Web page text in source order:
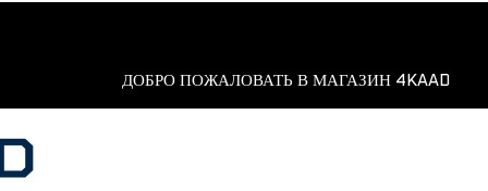
ДОБРО ПОЖАЛОВАТЬ В МАГАЗИН 4KAAD